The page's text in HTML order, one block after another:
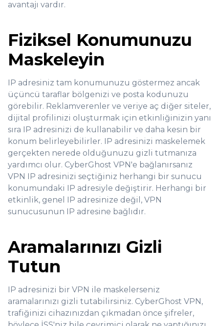
avantajı vardır.
Fiziksel Konumunuzu
Maskeleyin
IP adresiniz tam konumunuzu göstermez ancak
üçüncü taraflar bölgenizi ve posta kodunuzu
görebilir. Reklamverenler ve veriye aç diğer siteler,
dijital profilinizi oluşturmak için etkinliğinizin yanı
sıra IP adresinizi de kullanabilir ve daha kesin bir
konum belirleyebilirler. IP adresinizi maskelemek
gerçekten nerede olduğunuzu gizli tutmanıza
yardımcı olur. CyberGhost VPN'e bağlanırsanız
VPN IP adresinizi seçtiğiniz herhangi bir sunucu
konumundaki IP adresiyle değiştirir. Herhangi bir
etkinlik, genel IP adresinize değil, VPN
sunucusunun IP adresine bağlıdır.
Aramalarınızı Gizli
Tutun
IP adresinizi bir VPN ile maskelerseniz
aramalarınızı gizli tutabilirsiniz. CyberGhost VPN,
trafiğinizi cihazınızdan çıkmadan önce şifreler,